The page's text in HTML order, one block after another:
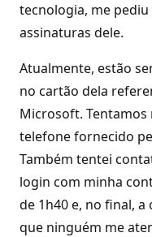
tecnologia, me
assinaturas dele.
Atualmente, estão
no cartão dela
Microsoft.
telefone fornecido
Também tentei
login com minha
de 1h40 e, no final,
que ninguém me